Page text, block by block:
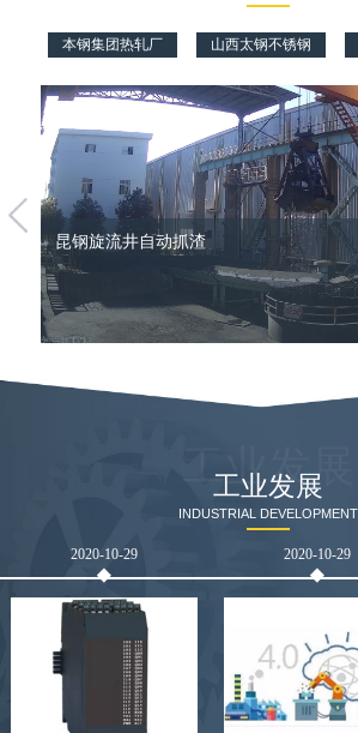
本钢集团热轧厂 山西太钢不锈钢
昆钢旋流井自动抓渣
工业发展
工业发展
INDUSTRIAL DEVELOPMENT
2020-10-29 2020-10-29